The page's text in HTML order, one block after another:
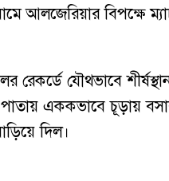
আলজেরিয়ার বিপক্ষে
রেকর্ডে যৌথভাবে
এককভাবে চূড়ায়
দিল।